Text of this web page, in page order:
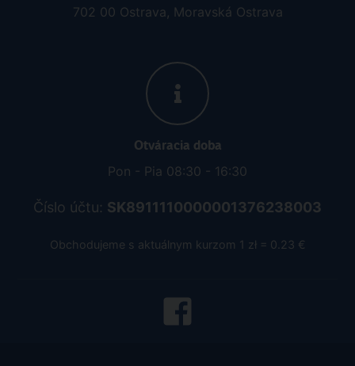
702 00 Ostrava, Moravská Ostrava
Otváracia doba
Pon - Pia 08:30 - 16:30
Číslo účtu: SK8911110000001376238003
Obchodujeme s aktuálnym kurzom 1 zł = 0.23 €